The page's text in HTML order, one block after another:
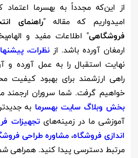
از این‌که مجدداً به بهسرما اعتماد
امیدواریم که مقاله "راهنمای
فروشگاهی" اطلاعات مفید و
ارمغان آورده باشد. ازنظرات،
نهایت استقبال را به عمل آورده و
راهی ارزشمند برای بهبود کیفیت
خواهیم گرفت. شما سروران ارجمند
بخش وبلاگ سایت بهسرما به
آموزشی ما در زمینه‌های تجهیزات
اندازی فروشگاه،مشاوره طراحی
مرتبط دسترسی پیدا کنید. همراهی